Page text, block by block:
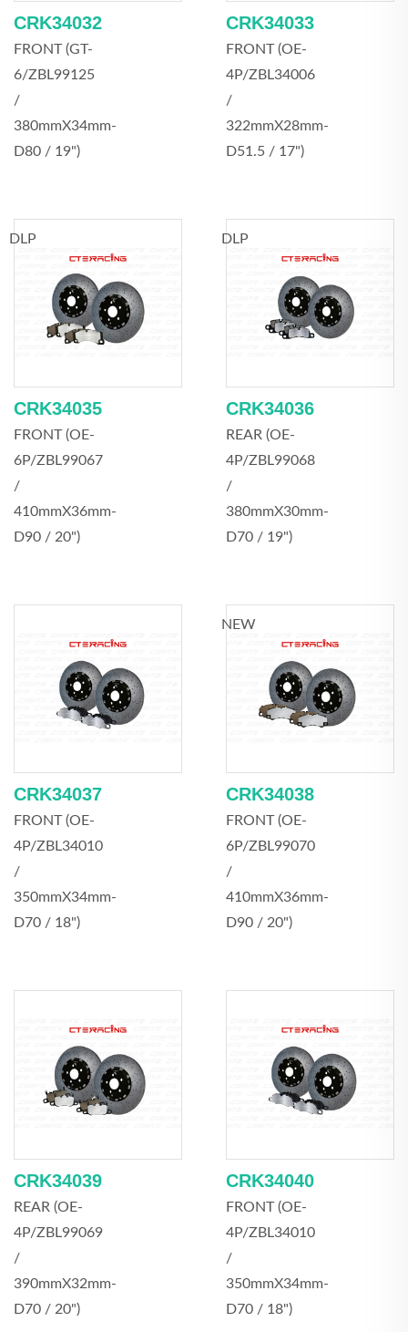
CRK34032
FRONT (GT-
6/ZBL99125
/
380mmX34mm-
D80 / 19")
CRK34033
FRONT (OE-
4P/ZBL34006
/
322mmX28mm-
D51.5 / 17")
CRK34035
FRONT (OE-
6P/ZBL99067
/
410mmX36mm-
D90 / 20")
DLP
CRK34036
REAR (OE-
4P/ZBL99068
/
380mmX30mm-
D70 / 19")
DLP
CRK34037
FRONT (OE-
4P/ZBL34010
/
350mmX34mm-
D70 / 18")
CRK34038
FRONT (OE-
6P/ZBL99070
/
410mmX36mm-
D90 / 20")
NEW
CRK34039
REAR (OE-
4P/ZBL99069
/
390mmX32mm-
D70 / 20")
CRK34040
FRONT (OE-
4P/ZBL34010
/
350mmX34mm-
D70 / 18")